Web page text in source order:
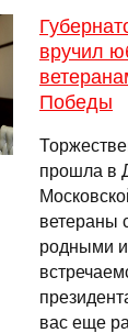
вручил
Победы
прошла в
ветераны
родными
вас еще